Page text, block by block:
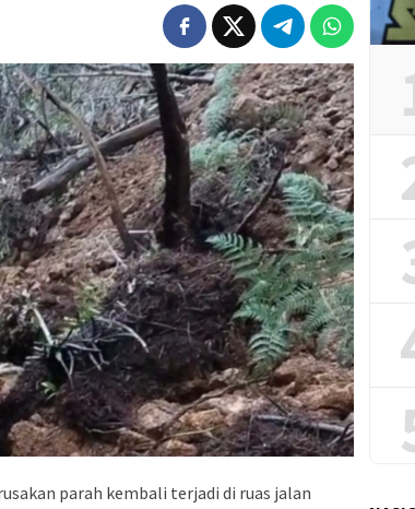
parah kembali terjadi di ruas jalan